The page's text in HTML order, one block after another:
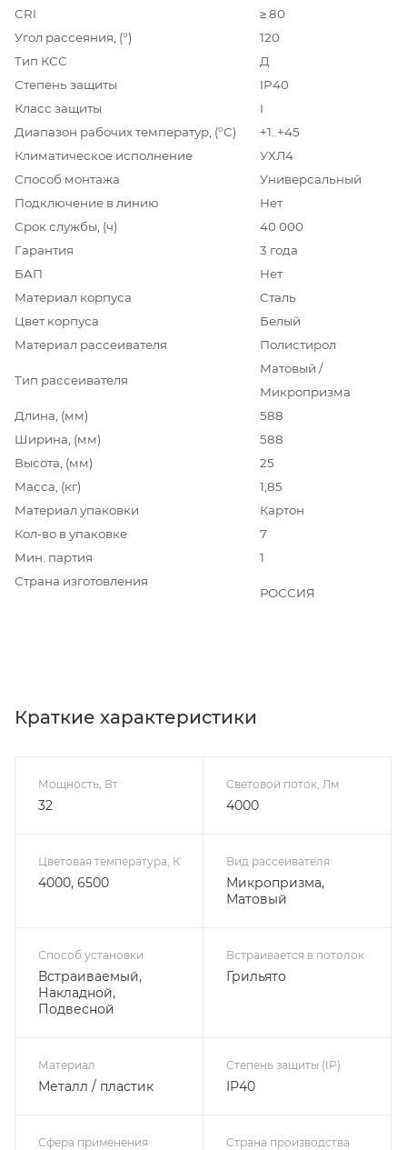
CRI
≥ 80
Угол рассеяния, (°)
120
Тип КСС
Д
Степень защиты
IP40
Класс защиты
I
Диапазон рабочих температур, (°С)
+1..+45
Климатическое исполнение
УХЛ4
Способ монтажа
Универсальный
Подключение в линию
Нет
Срок службы, (ч)
40 000
Гарантия
3 года
БАП
Нет
Материал корпуса
Сталь
Цвет корпуса
Белый
Материал рассеивателя
Полистирол
Тип рассеивателя
Матовый /
Микропризма
Длина, (мм)
588
Ширина, (мм)
588
Высота, (мм)
25
Масса, (кг)
1,85
Материал упаковки
Картон
Кол-во в упаковке
7
Мин. партия
1
Страна изготовления
РОССИЯ
Краткие характеристики
Мощность, Вт
32
Световой поток, Лм
4000
Цветовая температура, К
4000, 6500
Вид рассеивателя
Микропризма,
Матовый
Способ установки
Встраиваемый,
Накладной,
Подвесной
Встраивается в потолок
Грильято
Материал
Металл / пластик
Степень защиты (IP)
IP40
Сфера применения Страна производства